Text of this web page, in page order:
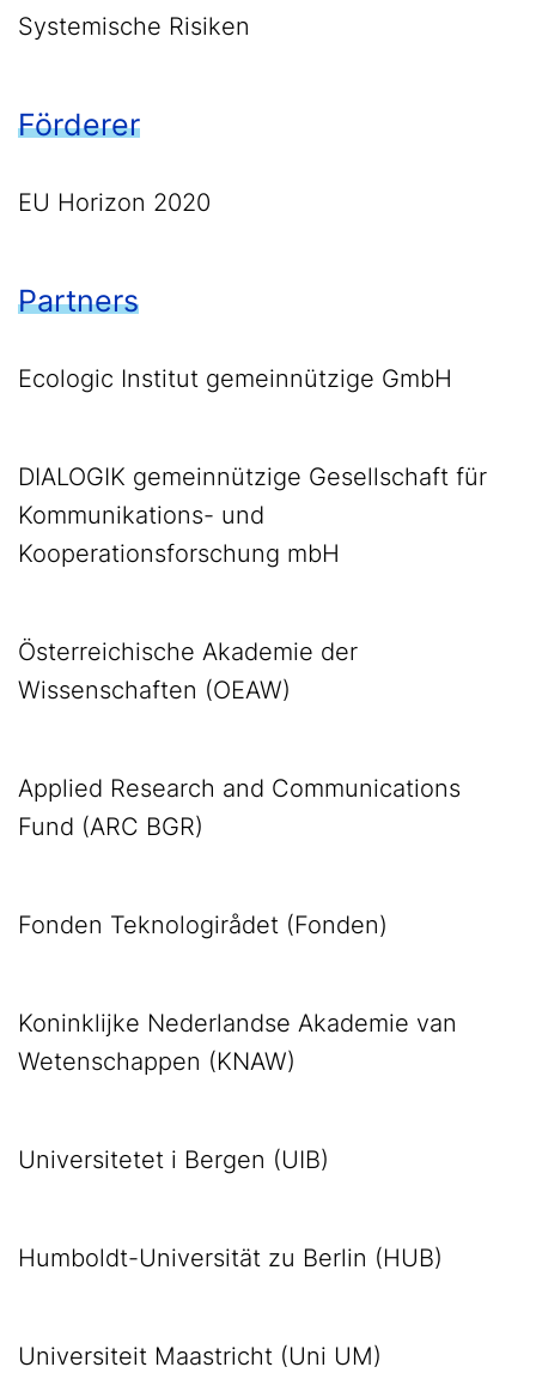
Systemische Risiken
Förderer
EU Horizon 2020
Partners
Ecologic Institut gemeinnützige GmbH
DIALOGIK gemeinnützige Gesellschaft für
Kommunikations- und
Kooperationsforschung mbH
Österreichische Akademie der
Wissenschaften (OEAW)
Applied Research and Communications
Fund (ARC BGR)
Fonden Teknologirådet (Fonden)
Koninklijke Nederlandse Akademie van
Wetenschappen (KNAW)
Universitetet i Bergen (UIB)
Humboldt-Universität zu Berlin (HUB)
Universiteit Maastricht (Uni UM)